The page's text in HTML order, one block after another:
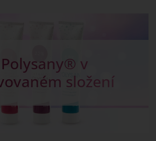
na žlučník -
pro dobré
trávení